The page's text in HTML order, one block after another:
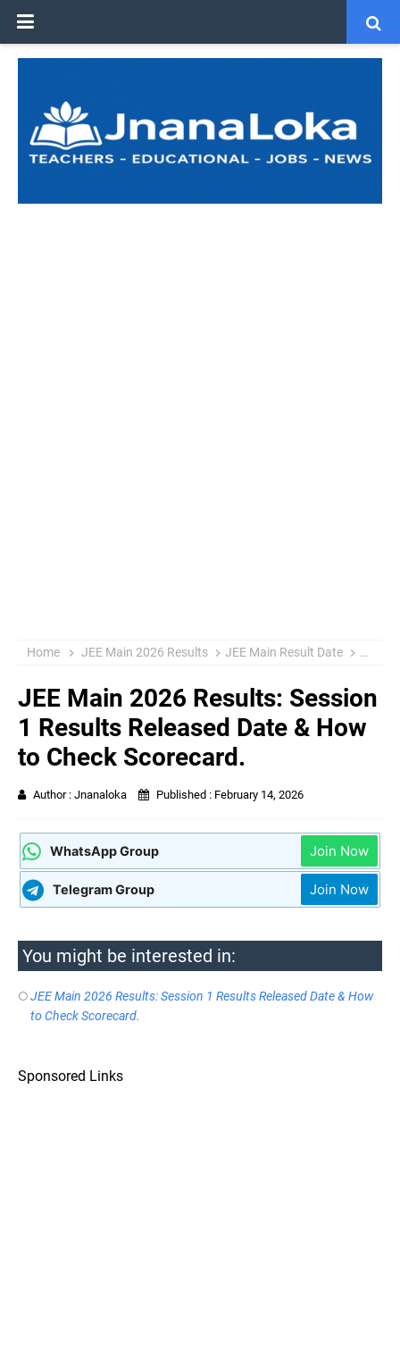
Home JEE Main 2026 Results ​JEE Main Result Date
JEE Main 2026 Results: Session
1 Results Released Date & How
to Check Scorecard.
Author : Jnanaloka Published : February 14, 2026
WhatsApp Group Join Now
Telegram Group Join Now
You might be interested in:
JEE Main 2026 Results: Session 1 Results Released Date & How
to Check Scorecard.
Sponsored Links